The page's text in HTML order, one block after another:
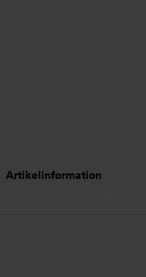
Artikelinformation